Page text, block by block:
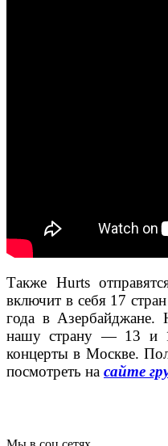
Также Hurts
включит в себя 17
года в
нашу страну — 13 и
концерты в Москве.
посмотреть на сайте